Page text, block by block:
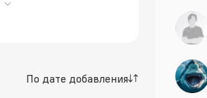
По дате добавления